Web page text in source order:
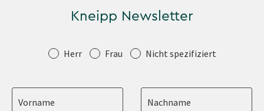
Kneipp Newsletter
Anrede Herr Frau Nicht spezifiziert
Vorname Nachname